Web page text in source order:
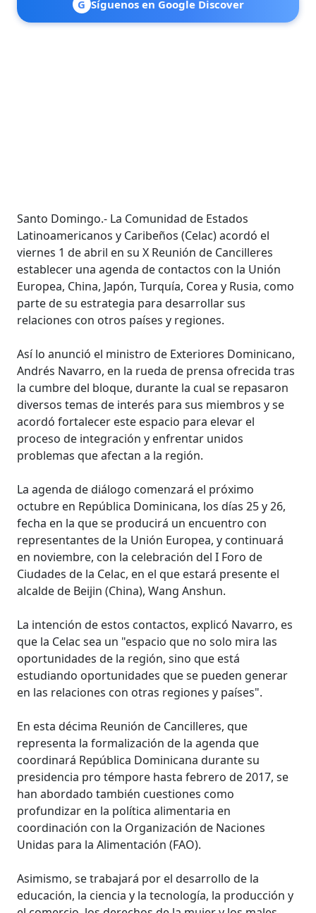
G Síguenos en Google Discover
Santo Domingo.- La Comunidad de Estados
Latinoamericanos y Caribeños (Celac) acordó el
viernes 1 de abril en su X Reunión de Cancilleres
establecer una agenda de contactos con la Unión
Europea, China, Japón, Turquía, Corea y Rusia, como
parte de su estrategia para desarrollar sus
relaciones con otros países y regiones.
Así lo anunció el ministro de Exteriores Dominicano,
Andrés Navarro, en la rueda de prensa ofrecida tras
la cumbre del bloque, durante la cual se repasaron
diversos temas de interés para sus miembros y se
acordó fortalecer este espacio para elevar el
proceso de integración y enfrentar unidos
problemas que afectan a la región.
La agenda de diálogo comenzará el próximo
octubre en República Dominicana, los días 25 y 26,
fecha en la que se producirá un encuentro con
representantes de la Unión Europea, y continuará
en noviembre, con la celebración del I Foro de
Ciudades de la Celac, en el que estará presente el
alcalde de Beijin (China), Wang Anshun.
La intención de estos contactos, explicó Navarro, es
que la Celac sea un "espacio que no solo mira las
oportunidades de la región, sino que está
estudiando oportunidades que se pueden generar
en las relaciones con otras regiones y países".
En esta décima Reunión de Cancilleres, que
representa la formalización de la agenda que
coordinará República Dominicana durante su
presidencia pro témpore hasta febrero de 2017, se
han abordado también cuestiones como
profundizar en la política alimentaria en
coordinación con la Organización de Naciones
Unidas para la Alimentación (FAO).
Asimismo, se trabajará por el desarrollo de la
educación, la ciencia y la tecnología, la producción y